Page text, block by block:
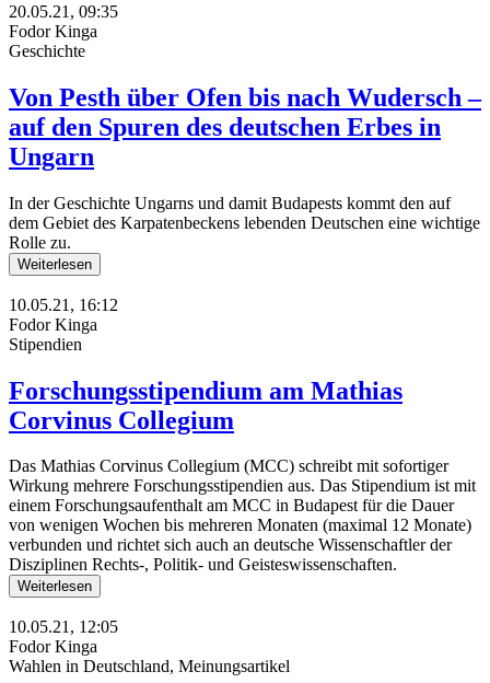
20.05.21, 09:35
Fodor Kinga
Geschichte
Von Pesth über Ofen bis nach Wudersch –
auf den Spuren des deutschen Erbes in
Ungarn
In der Geschichte Ungarns und damit Budapests kommt den auf
dem Gebiet des Karpatenbeckens lebenden Deutschen eine wichtige
Rolle zu.
Weiterlesen
10.05.21, 16:12
Fodor Kinga
Stipendien
Forschungsstipendium am Mathias
Corvinus Collegium
Das Mathias Corvinus Collegium (MCC) schreibt mit sofortiger
Wirkung mehrere Forschungsstipendien aus. Das Stipendium ist mit
einem Forschungsaufenthalt am MCC in Budapest für die Dauer
von wenigen Wochen bis mehreren Monaten (maximal 12 Monate)
verbunden und richtet sich auch an deutsche Wissenschaftler der
Disziplinen Rechts-, Politik- und Geisteswissenschaften.
Weiterlesen
10.05.21, 12:05
Fodor Kinga
Wahlen in Deutschland, Meinungsartikel